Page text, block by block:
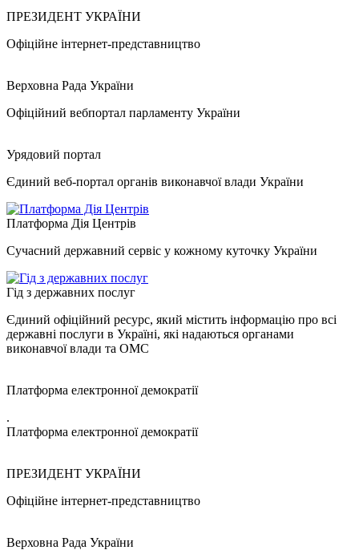
ПРЕЗИДЕНТ УКРАЇНИ
Офіційне інтернет-представництво
Верховна Рада України
Офіційний вебпортал парламенту України
Урядовий портал
Єдиний веб-портал органів виконавчої влади України
Платформа Дія Центрів
Сучасний державний сервіс у кожному куточку України
Гід з державних послуг
Єдиний офіційний ресурс, який містить інформацію про всі
державні послуги в Україні, які надаються органами
виконавчої влади та ОМС
Платформа електронної демократії
.
Платформа електронної демократії
ПРЕЗИДЕНТ УКРАЇНИ
Офіційне інтернет-представництво
Верховна Рада України